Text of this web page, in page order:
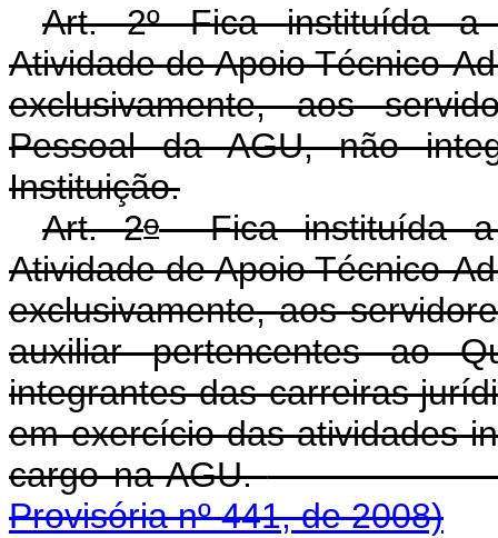
Art. 2º Fica instituída a
Atividade de Apoio Técnico-
exclusivamente, aos
Pessoal da AGU, não
Instituição.
Art. 2oFica instituída a
Atividade de Apoio Técnico-
exclusivamente, aos
auxiliar pertencentes ao
integrantes das carreiras
em exercício das atividades
cargo na AGU.
Provisória nº 441, de 2008)